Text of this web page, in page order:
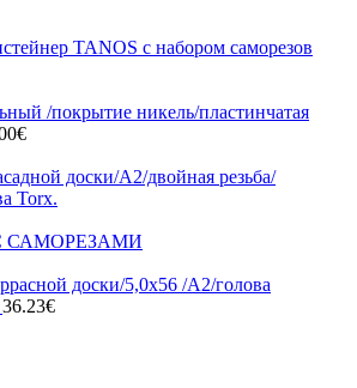
TANOS с набором саморезов
/покрытие никель/пластинчатая
€
доски/А2/двойная резьба/
Torx.
САМОРЕЗАМИ
доски/5,0х56 /А2/голова
36.23€